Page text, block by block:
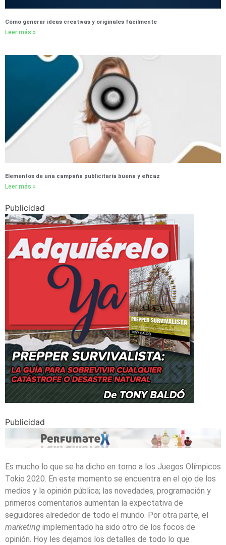
Cómo generar ideas creativas y originales fácilmente
Leer más »
Elementos de una campaña publicitaria buena y eficaz
Leer más »
Publicidad
Publicidad
Es mucho lo que se ha dicho en torno a los Juegos Olímpicos
Tokio 2020. En este momento se encuentra en el ojo de los
medios y la opinión pública; las novedades, programación y
primeros comentarios aumentan la expectativa de
seguidores alrededor de todo el mundo. Por otra parte, el
marketing implementado ha sido otro de los focos de
opinión. Hoy les dejamos los detalles de todo lo que